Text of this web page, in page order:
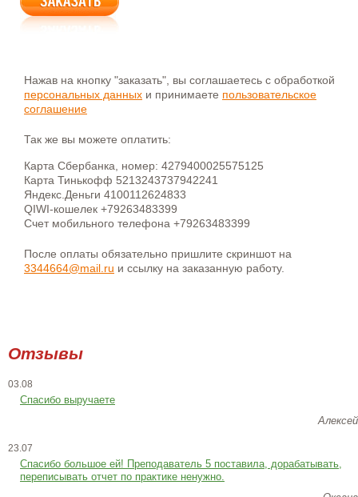
Нажав на кнопку "заказать", вы соглашаетесь с обработкой
персональных данных и принимаете пользовательское
соглашение
Так же вы можете оплатить:
Карта Сбербанка, номер: 4279400025575125
Карта Тинькофф 5213243737942241
Яндекс.Деньги 4100112624833
QIWI-кошелек +79263483399
Счет мобильного телефона +79263483399
После оплаты обязательно пришлите скриншот на
3344664@mail.ru и ссылку на заказанную работу.
Отзывы
03.08
Спасибо выручаете
Алексей
23.07
Cпасибо большое ей! Преподаватель 5 поставила, дорабатывать,
переписывать отчет по практике ненужно.